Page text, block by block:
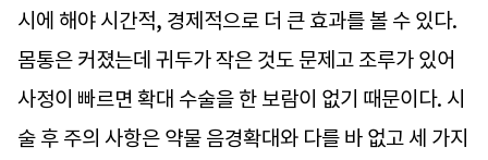
시에 해야 시간적, 경제적으로 더 큰 효과를 볼 수 있다.
몸통은 커졌는데 귀두가 작은 것도 문제고 조루가 있어
사정이 빠르면 확대 수술을 한 보람이 없기 때문이다. 시
술 후 주의 사항은 약물 음경확대와 다를 바 없고 세 가지